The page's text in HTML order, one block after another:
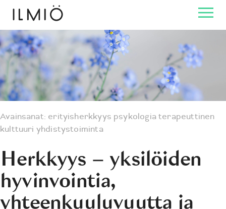
Avainsanat: erityisherkkyys psykologiaterapeuttinen
kulttuuri yhdistystoiminta
Herkkyys – yksilöiden
hyvinvointia,
yhteenkuuluvuutta ja